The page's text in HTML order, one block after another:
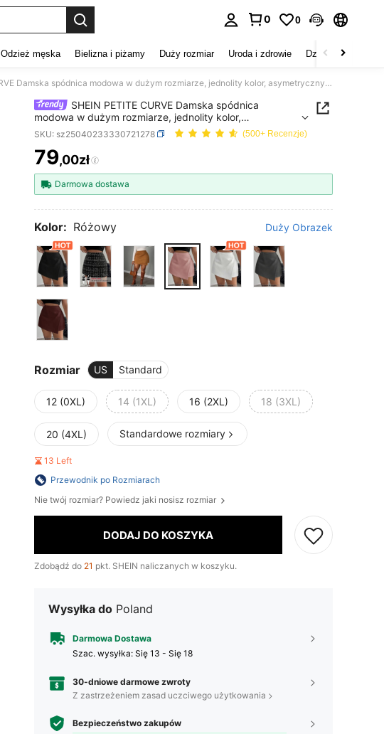
0 0
Odzież męska Bielizna i piżamy Duży rozmiar Uroda i zdrowie Dzieci
SHEIN PETITE CURVE Damska spódnica modowa w dużym rozmiarze, jednolity kolor, asymetryczny dół
SHEIN PETITE CURVE Damska spódnica
modowa w dużym rozmiarze, jednolity kolor,
asymetryczny dół
SKU: sz25040233330721278 (500+ Recenzje)
PRICE AND AVAILABILITY
79,00zł
Darmowa dostawa
Kolor: Różowy Duży Obrazek
Rozmiar US Standard
12 (0XL) 14 (1XL) 16 (2XL) 18 (3XL)
20 (4XL) Standardowe rozmiary
13 Left
Przewodnik po Rozmiarach
Nie twój rozmiar? Powiedz jaki nosisz rozmiar
DODAJ DO KOSZYKA
Zdobądź do 21 pkt. SHEIN naliczanych w koszyku.
Wysyłka do Poland
Darmowa Dostawa
Szac. wysyłka: Się 13 - Się 18
30-dniowe darmowe zwroty
Z zastrzeżeniem zasad uczciwego użytkowania
Bezpieczeństwo zakupów